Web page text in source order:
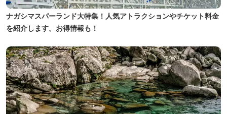
ナガシマスパーランド大特集！人気アトラクションやチケット料金
を紹介します。お得情報も！